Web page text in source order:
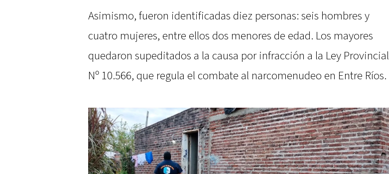
Asimismo, fueron identificadas diez personas: seis hombres y
cuatro mujeres, entre ellos dos menores de edad. Los mayores
quedaron supeditados a la causa por infracción a la Ley Provincial
Nº 10.566, que regula el combate al narcomenudeo en Entre Ríos.